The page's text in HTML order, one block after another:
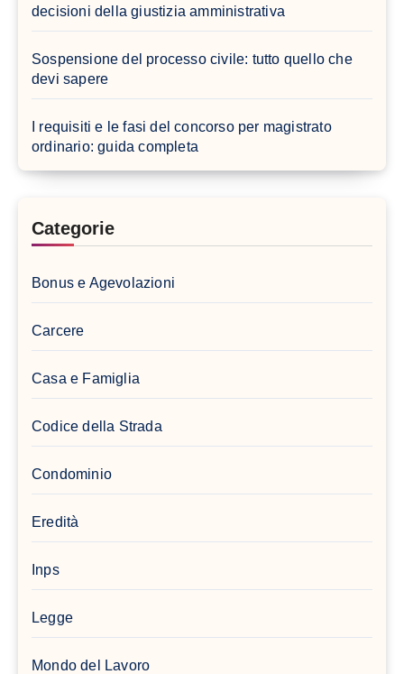
decisioni della giustizia amministrativa
Sospensione del processo civile: tutto quello che
devi sapere
I requisiti e le fasi del concorso per magistrato
ordinario: guida completa
Categorie
Bonus e Agevolazioni
Carcere
Casa e Famiglia
Codice della Strada
Condominio
Eredità
Inps
Legge
Mondo del Lavoro